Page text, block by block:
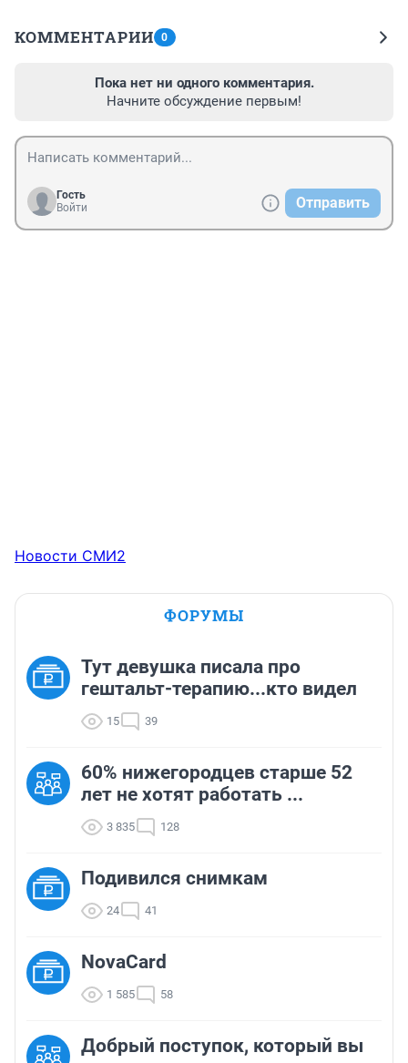
КОММЕНТАРИИ 0
Пока нет ни одного комментария.
Начните обсуждение первым!
Гость
Войти
Отправить
Новости СМИ2
ФОРУМЫ
Тут девушка писала про
гештальт-терапию...кто видел
15 39
60% нижегородцев старше 52
лет не хотят работать ...
3 835 128
Подивился снимкам
24 41
NovaCard
1 585 58
Добрый поступок, который вы